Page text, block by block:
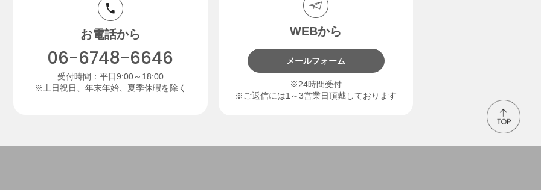
お電話から
06-6748-6646
受付時間：平日9:00～18:00
※土日祝日、年末年始、夏季休暇を除く
WEBから
メールフォーム
※24時間受付
※ご返信には1～3営業日頂戴しております